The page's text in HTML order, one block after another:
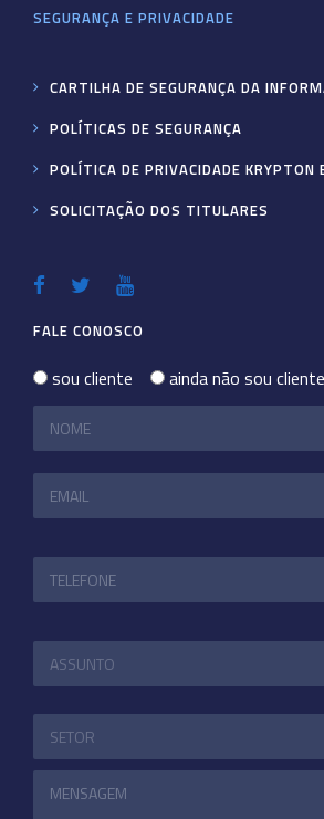
SEGURANÇA E PRIVACIDADE
CARTILHA DE SEGURANÇA DA
POLÍTICAS DE SEGURANÇA
POLÍTICA DE PRIVACIDADE KRYPTON
SOLICITAÇÃO DOS TITULARES
FALE CONOSCO
sou cliente ainda não sou cliente